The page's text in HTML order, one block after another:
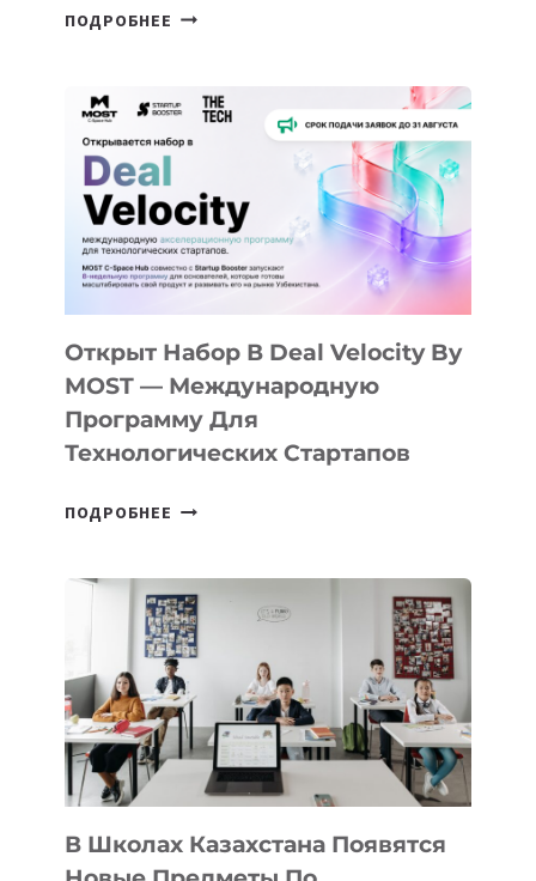
ПОДРОБНЕЕ ОТ
АЛМАТЫ:
КАК
AI
YOUTH
CAMP
ДАЛ
30
ПОДРОСТКАМ
БИЛЕТ
В
ПРЕДПРИНИМАТЕЛЬСТВО
Открыт Набор В Deal Velocity By
MOST — Международную
Программу Для
Технологических Стартапов
ПОДРОБНЕЕ ОТКРЫТ
DEAL
VELOCITY
BY
MOST
—
МЕЖДУНАРОДНУЮ
ПРОГРАММУ
ДЛЯ
ТЕХНОЛОГИЧЕСКИХ
В Школах Казахстана Появятся